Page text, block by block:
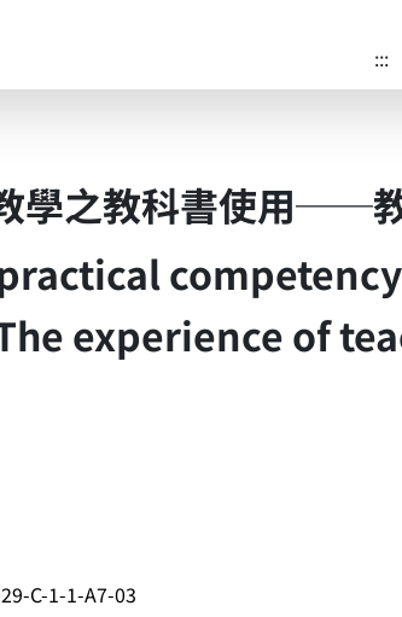
果典藏庫 :::
學之教科書使用──
experience of
C-1-1-A7-03